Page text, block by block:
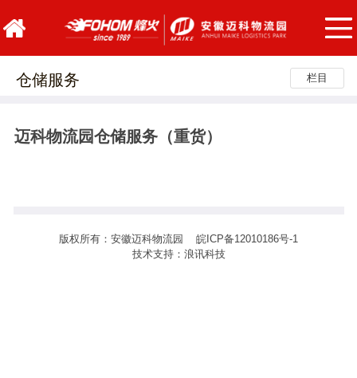
栏目
仓储服务
迈科物流园仓储服务（重货）
版权所有：安徽迈科物流园 皖ICP备12010186号-1
技术支持： 浪讯科技